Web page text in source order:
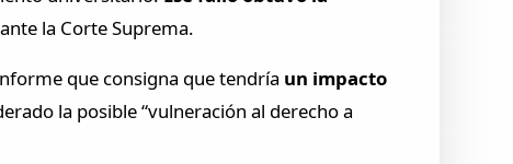
la Corte Suprema.
que consigna que tendría un impacto
la posible “vulneración al derecho a